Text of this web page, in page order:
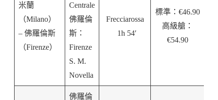
米蘭
（Milano）
–佛羅倫斯
（Firenze）
Centrale
佛羅倫
斯：
Firenze
S. M.
Novella
Frecciarossa
1h 54′
標準：€46.90
高級艙：
€54.90
佛羅倫